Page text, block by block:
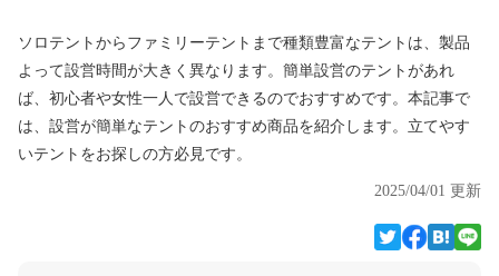
ソロテントからファミリーテントまで種類豊富なテントは、製品
よって設営時間が大きく異なります。簡単設営のテントがあれ
ば、初心者や女性一人で設営できるのでおすすめです。本記事で
は、設営が簡単なテントのおすすめ商品を紹介します。立てやす
いテントをお探しの方必見です。
2025/04/01 更新